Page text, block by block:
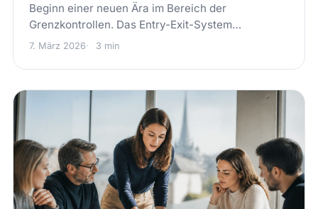
Beginn einer neuen Ära im Bereich der
Grenzkontrollen. Das Entry-Exit-System…
7. März 2026 3 min